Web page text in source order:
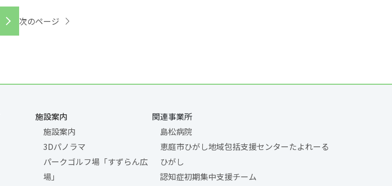
次のページ
施設案内
施設案内
3Dパノラマ
パークゴルフ場「すずらん広
場」
関連事業所
島松病院
恵庭市ひがし地域包括支援センターたよれーる
ひがし
認知症初期集中支援チーム